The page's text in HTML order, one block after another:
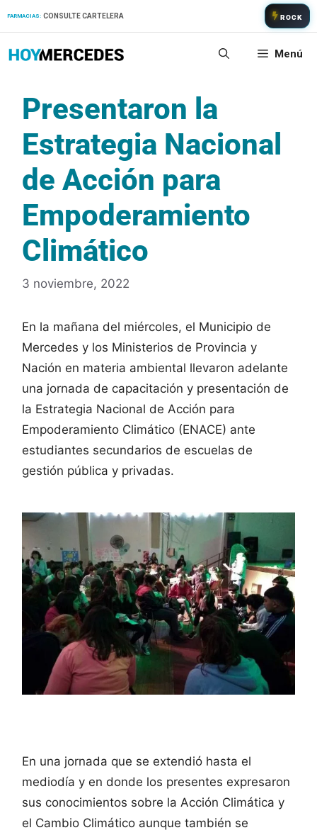
FARMACIAS: CONSULTE CARTELERA ROCK
Menú
Presentaron la
Estrategia Nacional
de Acción para
Empoderamiento
Climático
3 noviembre, 2022
En la mañana del miércoles, el Municipio de
Mercedes y los Ministerios de Provincia y
Nación en materia ambiental llevaron adelante
una jornada de capacitación y presentación de
la Estrategia Nacional de Acción para
Empoderamiento Climático (ENACE) ante
estudiantes secundarios de escuelas de
gestión pública y privadas.
En una jornada que se extendió hasta el
mediodía y en donde los presentes expresaron
sus conocimientos sobre la Acción Climática y
el Cambio Climático aunque también se